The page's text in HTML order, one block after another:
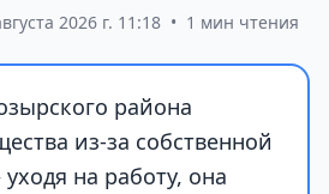
2026 г. 11:18 • 1 мин чтения
района
из-за собственной
на работу, она